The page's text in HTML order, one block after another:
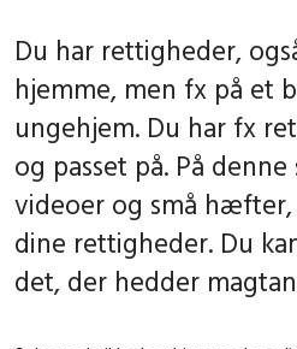
Du har rettigheder,
hjemme, men fx på et
ungehjem. Du har fx
og passet på. På
videoer og små
dine rettigheder. Du
det, der hedder